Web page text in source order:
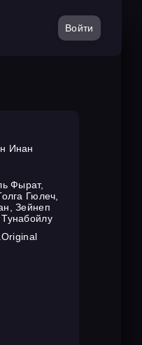
Войти
Инан
Фырат,
Гюлеч,
Зейнеп